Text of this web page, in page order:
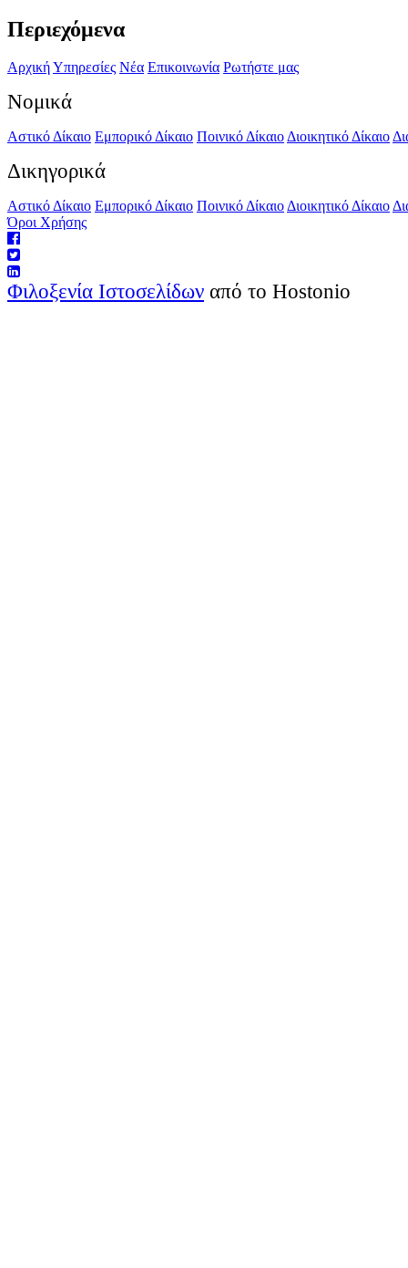
Περιεχόμενα
ΑρχικήΥπηρεσίες Νέα Επικοινωνία Ρωτήστε μας
Νομικά
Αστικό Δίκαιο Εμπορικό Δίκαιο Ποινικό Δίκαιο Διοικητικό Δίκαιο
Δικηγορικά
Αστικό Δίκαιο Εμπορικό Δίκαιο Ποινικό Δίκαιο Διοικητικό Δίκαιο
Όροι Χρήσης
Φιλοξενία Ιστοσελίδων από το Hostonio